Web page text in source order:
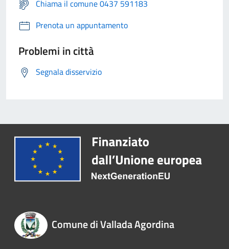
Chiama il comune 0437 591183
Prenota un appuntamento
Problemi in città
Segnala disservizio
Comune di Vallada Agordina